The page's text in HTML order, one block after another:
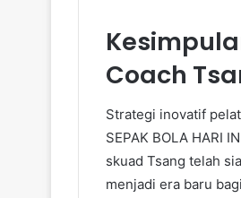
Coach
Strategi inovatif
SEPAK BOLA HARI
skuad Tsang telah
menjadi era baru